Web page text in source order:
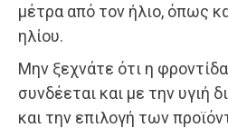
μέτρα από τον ήλιο, όπως
ηλίου.
Μην ξεχνάτε ότι η
συνδέεται και με την υγιή
και την επιλογή των